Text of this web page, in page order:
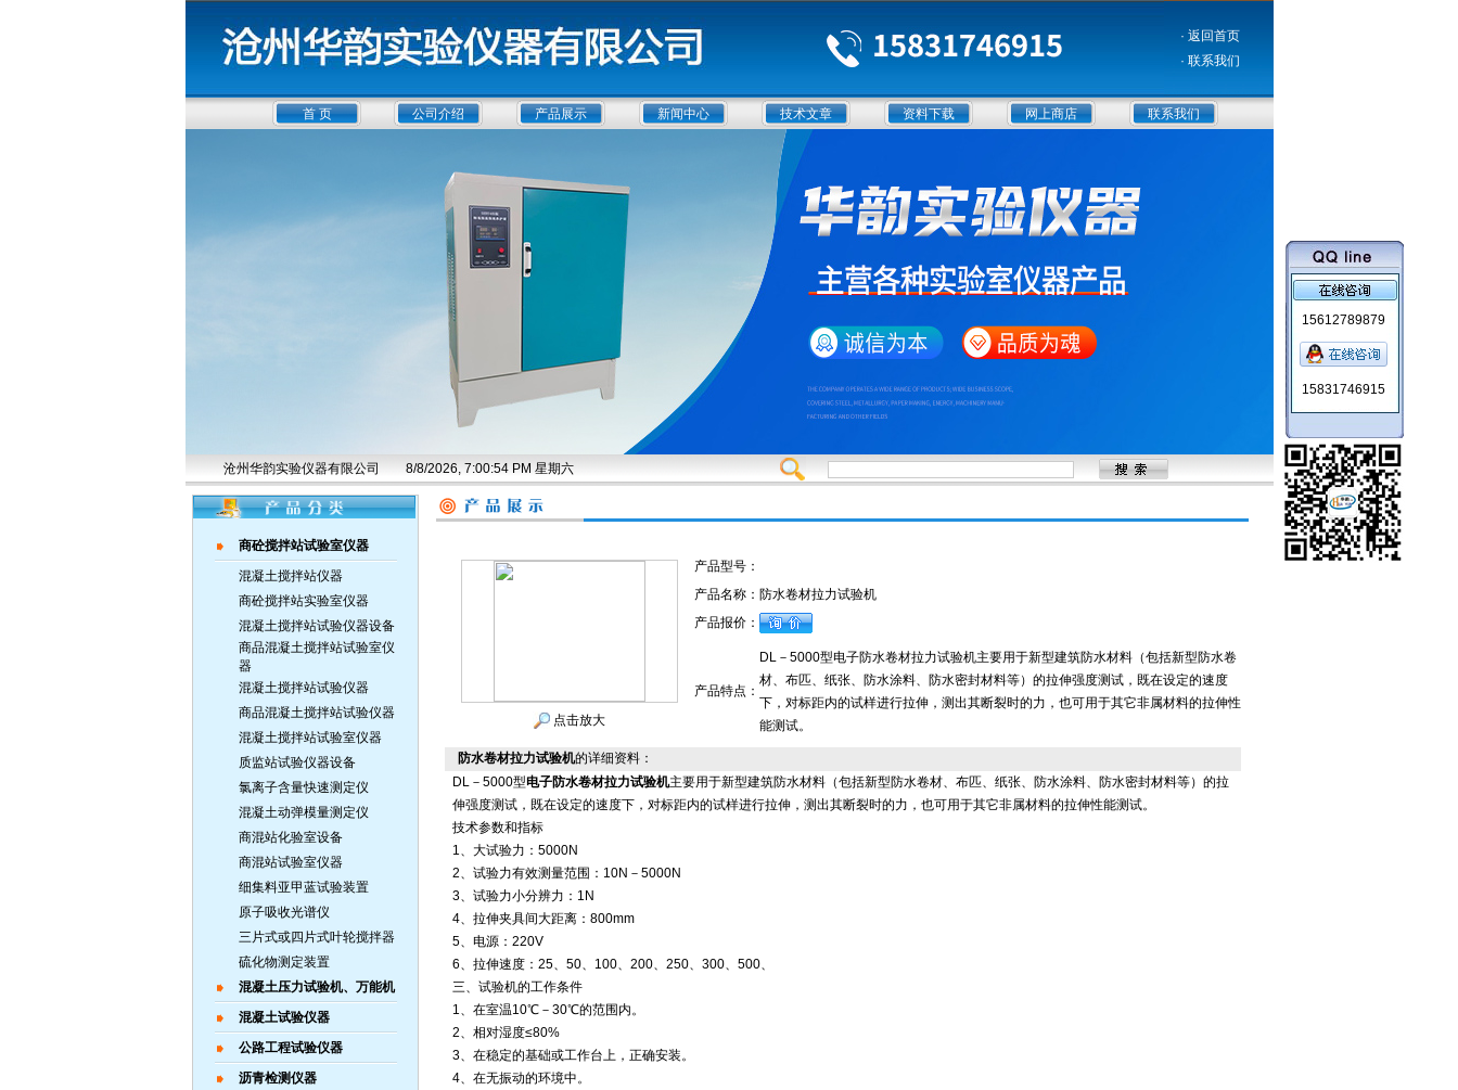
· 返回首页
· 联系我们
首 页 公司介绍 产品展示 新闻中心 技术文章 资料下载 网上商店 联系我们
沧州华韵实验仪器有限公司 8/8/2026, 7:00:54 PM 星期六
商砼搅拌站试验室仪器
混凝土搅拌站仪器
商砼搅拌站实验室仪器
混凝土搅拌站试验仪器设备
商品混凝土搅拌站试验室仪
器
混凝土搅拌站试验仪器
商品混凝土搅拌站试验仪器
混凝土搅拌站试验室仪器
质监站试验仪器设备
氯离子含量快速测定仪
混凝土动弹模量测定仪
商混站化验室设备
商混站试验室仪器
细集料亚甲蓝试验装置
原子吸收光谱仪
三片式或四片式叶轮搅拌器
硫化物测定装置
混凝土压力试验机、万能机
混凝土试验仪器
公路工程试验仪器
沥青检测仪器
点击放大
产品型号：
产品名称： 防水卷材拉力试验机
产品报价：
产品特点：
DL－5000型电子防水卷材拉力试验机主要用于新型建筑防水材料（包括新型防水卷
材、布匹、纸张、防水涂料、防水密封材料等）的拉伸强度测试，既在设定的速度
下，对标距内的试样进行拉伸，测出其断裂时的力，也可用于其它非属材料的拉伸性
能测试。
防水卷材拉力试验机的详细资料：
DL－5000型电子防水卷材拉力试验机主要用于新型建筑防水材料（包括新型防水卷材、布匹、纸张、防水涂料、防水密封材料等）的拉
伸强度测试，既在设定的速度下，对标距内的试样进行拉伸，测出其断裂时的力，也可用于其它非属材料的拉伸性能测试。
技术参数和指标
1、大试验力：5000N
2、试验力有效测量范围：10N－5000N
3、试验力小分辨力：1N
4、拉伸夹具间大距离：800mm
5、电源：220V
6、拉伸速度：25、50、100、200、250、300、500、
三、试验机的工作条件
1、在室温10℃－30℃的范围内。
2、相对湿度≤80%
3、在稳定的基础或工作台上，正确安装。
4、在无振动的环境中。
15612789879
15831746915